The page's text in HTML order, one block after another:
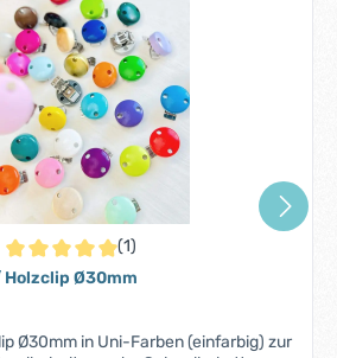
Durchschnittliche Bewertung von 5 von 5
(1)
Ø30mm
Ø30mm in Uni-Farben (einfarbig) zur